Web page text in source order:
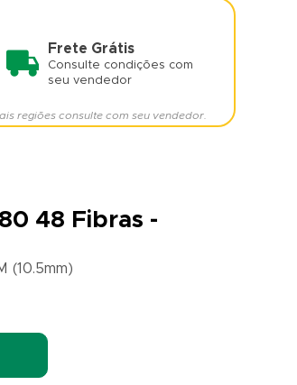
Frete Grátis
Consulte condições com
seu vendedor
regiões consulte com seu vendedor.
48 Fibras -
(10.5mm)